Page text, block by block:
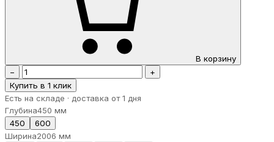
В корзину
−
+
Купить в 1 клик
Есть на складе · доставка от 1 дня
Глубина450 мм
450
600
Ширина2006 мм